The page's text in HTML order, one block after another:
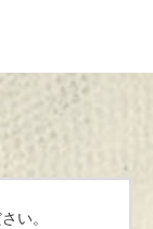
い。